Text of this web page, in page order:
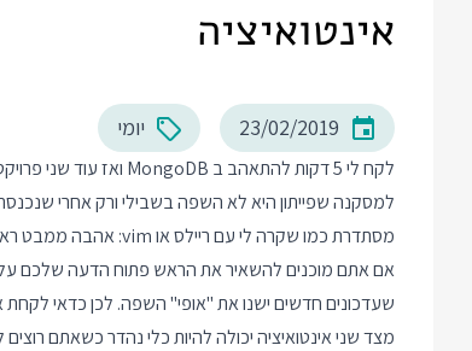
אינטואיציה
23/02/2019 יומי
למסקנה שפייתון היא לא השפה בשבילי ורק אחרי
מסתדרת כמו שקרה לי עם ריילס או vim: אהבה ממבט ראשון שהמשיכה ללוות אותי במשך שנים.
אם אתם מוכנים להשאיר את הראש פתוח הדעה שלכם על
שעדכונים חדשים ישנו את "אופי" השפה. לכן כדאי לקחת
מצד שני אינטואיציה יכולה להיות כלי נהדר כשאתם